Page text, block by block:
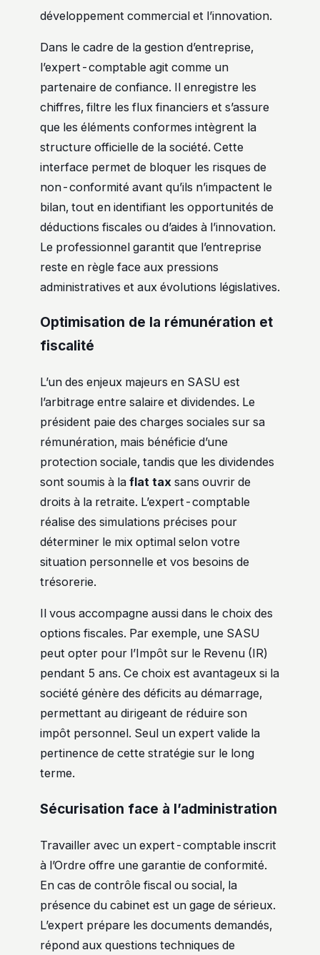
développement commercial et l’innovation.
Dans le cadre de la gestion d’entreprise,
l’expert-comptable agit comme un
partenaire de confiance. Il enregistre les
chiffres, filtre les flux financiers et s’assure
que les éléments conformes intègrent la
structure officielle de la société. Cette
interface permet de bloquer les risques de
non-conformité avant qu’ils n’impactent le
bilan, tout en identifiant les opportunités de
déductions fiscales ou d’aides à l’innovation.
Le professionnel garantit que l’entreprise
reste en règle face aux pressions
administratives et aux évolutions législatives.
Optimisation de la rémunération et
fiscalité
L’un des enjeux majeurs en SASU est
l’arbitrage entre salaire et dividendes. Le
président paie des charges sociales sur sa
rémunération, mais bénéficie d’une
protection sociale, tandis que les dividendes
sont soumis à la flat tax sans ouvrir de
droits à la retraite. L’expert-comptable
réalise des simulations précises pour
déterminer le mix optimal selon votre
situation personnelle et vos besoins de
trésorerie.
Il vous accompagne aussi dans le choix des
options fiscales. Par exemple, une SASU
peut opter pour l’Impôt sur le Revenu (IR)
pendant 5 ans. Ce choix est avantageux si la
société génère des déficits au démarrage,
permettant au dirigeant de réduire son
impôt personnel. Seul un expert valide la
pertinence de cette stratégie sur le long
terme.
Sécurisation face à l’administration
Travailler avec un expert-comptable inscrit
à l’Ordre offre une garantie de conformité.
En cas de contrôle fiscal ou social, la
présence du cabinet est un gage de sérieux.
L’expert prépare les documents demandés,
répond aux questions techniques de